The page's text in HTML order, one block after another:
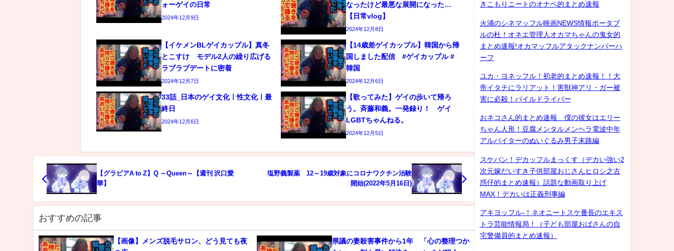
ォーゲイの日常
2024年12月9日
なったけど最悪な展開になった…
【日常vlog】
2024年12月8日
【イケメンBLゲイカップル】真冬
とこすけ モデル2人の繰り広げる
ラブラブデートに密着
2024年12月7日
【14歳差ゲイカップル】韓国から帰
国しました配信 #ゲイカップル #
韓国
2024年12月6日
33話_日本のゲイ文化ㅣ性文化ㅣ最
終日
2024年12月6日
【歌ってみた】ゲイの歩いて帰ろ
う。斉藤和義。一発録り！ ゲイ
LGBTちゃんねる。
2024年12月5日
【グラビアA to Z】Q ～Queen～【週刊 沢口愛
華】
塩野義製薬 12～19歳対象にコロナワクチン治験
開始(2022年5月16日)
おすすめの記事
【画像】メンズ脱毛サロン、どう見ても夜
県議の妻殺害事件から1年 「心の整理つか
きこもりニートのオナベ的まとめ速報
火浦のシネマッフル映画NEWS情報ポータブ
ルの杜！オネエ管理人オカマちゃんの鬼女的
まとめ速報!オカマッフルアタックナンバーハ
ーフ
ユカ・ヨネッフル！初老的まとめ速報！！大
帝イタチにラリアット！害獣神アリ・ガー被
害に必殺！パイルドライバー
おネコさん的まとめ速報 僕の彼女はエリー
ちゃん人形！豆腐メンタルメンヘラ電波中年
アルバイターのぬいぐるみ男子末路編
スケバン！デカッフルまっくす（デカい強い2
次元嫁だいすき子供部屋おじさんヒロシ之古
惑仔的まとめ速報）話題な動画取り上げ
MAX！デカいは正義刑事編
アキヨッフル-！ネオニートスケ番長のエキス
トラ芸能情報局！（子ども部屋おばさんの自
宅警備員的まとめ速報）